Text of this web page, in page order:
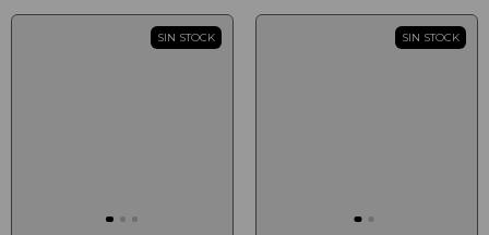
SIN STOCK SIN STOCK